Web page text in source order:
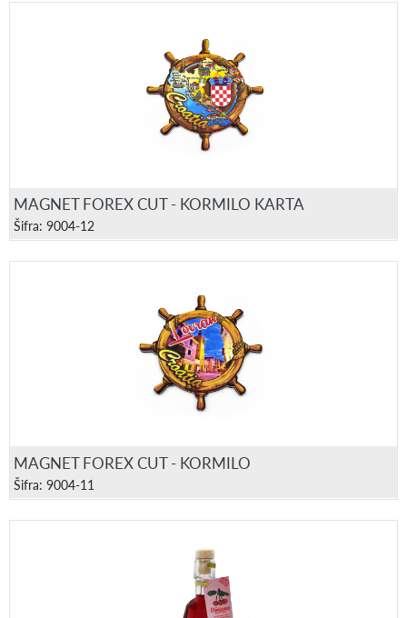
MAGNET FOREX CUT - KORMILO KARTA
Šifra: 9004-12
MAGNET FOREX CUT - KORMILO
Šifra: 9004-11